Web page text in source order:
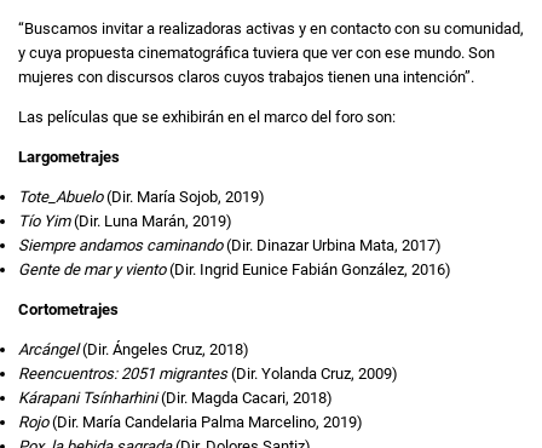
“Buscamos invitar a realizadoras activas y en contacto con su comunidad,
y cuya propuesta cinematográfica tuviera que ver con ese mundo. Son
mujeres con discursos claros cuyos trabajos tienen una intención”.
Las películas que se exhibirán en el marco del foro son:
Largometrajes
Tote_Abuelo(Dir. María Sojob, 2019)
Tío Yim(Dir. Luna Marán, 2019)
Siempre andamos caminando(Dir. Dinazar Urbina Mata, 2017)
Gente de mar y viento(Dir. Ingrid Eunice Fabián González, 2016)
Cortometrajes
Arcángel(Dir. Ángeles Cruz, 2018)
Reencuentros: 2051 migrantes(Dir. Yolanda Cruz, 2009)
Kárapani Tsínharhini(Dir. Magda Cacari, 2018)
Rojo(Dir. María Candelaria Palma Marcelino, 2019)